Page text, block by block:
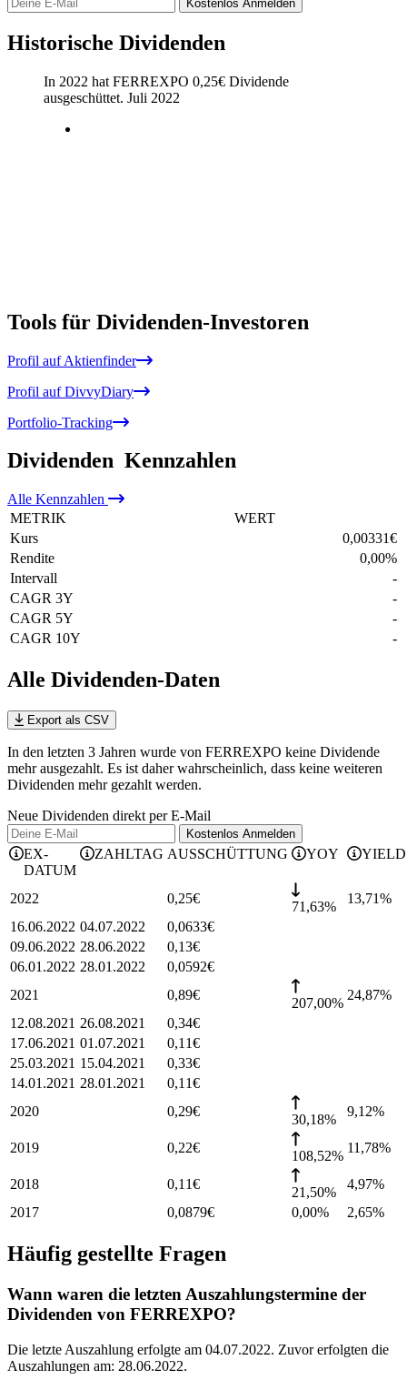
Kostenlos Anmelden
Historische Dividenden
In 2022 hat FERREXPO 0,25€ Dividende
ausgeschüttet. Juli 2022
Tools für Dividenden-Investoren
Profil auf Aktienfinder
Profil auf DivvyDiary
Portfolio-Tracking
Dividenden Kennzahlen
Alle Kennzahlen
METRIK
WERT
Kurs
0,00331€
Rendite
0,00%
Intervall
-
CAGR 3Y
-
CAGR 5Y
-
CAGR 10Y
-
Alle Dividenden-Daten
Export als CSV
In den letzten 3 Jahren wurde von FERREXPO keine Dividende
mehr ausgezahlt. Es ist daher wahrscheinlich, dass keine weiteren
Dividenden mehr gezahlt werden.
Neue Dividenden direkt per E-Mail
Kostenlos Anmelden
EX-
DATUM
ZAHLTAG AUSSCHÜTTUNG YOY YIELD
2022 0,25€
71,63%
13,71%
16.06.2022 04.07.2022 0,0633€
09.06.2022 28.06.2022 0,13€
06.01.2022 28.01.2022 0,0592€
2021
0,89€
207,00%
24,87%
12.08.2021 26.08.2021 0,34€
17.06.2021 01.07.2021 0,11€
25.03.2021 15.04.2021 0,33€
14.01.2021 28.01.2021 0,11€
2020
0,29€
30,18%
9,12%
2019 0,22€
108,52%
11,78%
2018 0,11€
21,50%
4,97%
2017
0,0879€ 0,00% 2,65%
Häufig gestellte Fragen
Wann waren die letzten Auszahlungstermine der
Dividenden von FERREXPO?
Die letzte Auszahlung erfolgte am 04.07.2022. Zuvor erfolgten die
Auszahlungen am: 28.06.2022.